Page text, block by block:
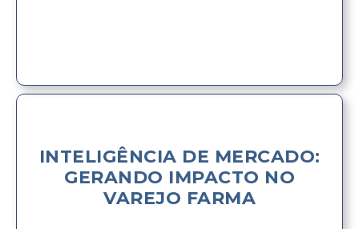
INTELIGÊNCIA DE MERCADO:
GERANDO IMPACTO NO
VAREJO FARMA